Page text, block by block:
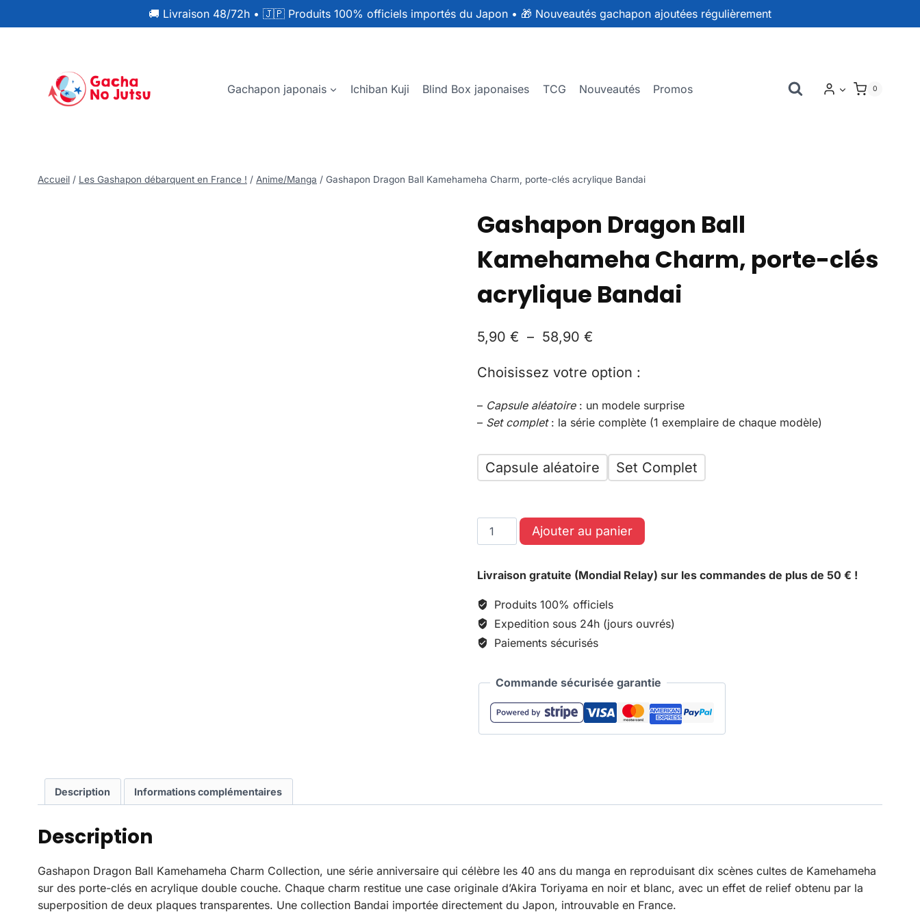
🚚 Livraison 48/72h • 🇯🇵 Produits 100% officiels importés du Japon • 🎁 Nouveautés gachapon ajoutées régulièrement
Gachapon japonais Ichiban Kuji Blind Box japonaises TCG Nouveautés Promos 0
Accueil / Les Gashapon débarquent en France ! / Anime/Manga / Gashapon Dragon Ball Kamehameha Charm, porte-clés acrylique Bandai
Gashapon Dragon Ball
Kamehameha Charm, porte-clés
acrylique Bandai
5,90 € – 58,90 €
Choisissez votre option :
– Capsule aléatoire: un modele surprise
– Set complet: la série complète (1 exemplaire de chaque modèle)
Capsule aléatoire Set Complet
Ajouter au panier
Livraison gratuite (Mondial Relay) sur les commandes de plus de 50 € !
Produits 100% officiels
Expedition sous 24h (jours ouvrés)
Paiements sécurisés
Commande sécurisée garantie
Description Informations complémentaires
Description
Gashapon Dragon Ball Kamehameha Charm Collection, une série anniversaire qui célèbre les 40 ans du manga en reproduisant dix scènes cultes de Kamehameha
sur des porte-clés en acrylique double couche. Chaque charm restitue une case originale d’Akira Toriyama en noir et blanc, avec un effet de relief obtenu par la
superposition de deux plaques transparentes. Une collection Bandai importée directement du Japon, introuvable en France.